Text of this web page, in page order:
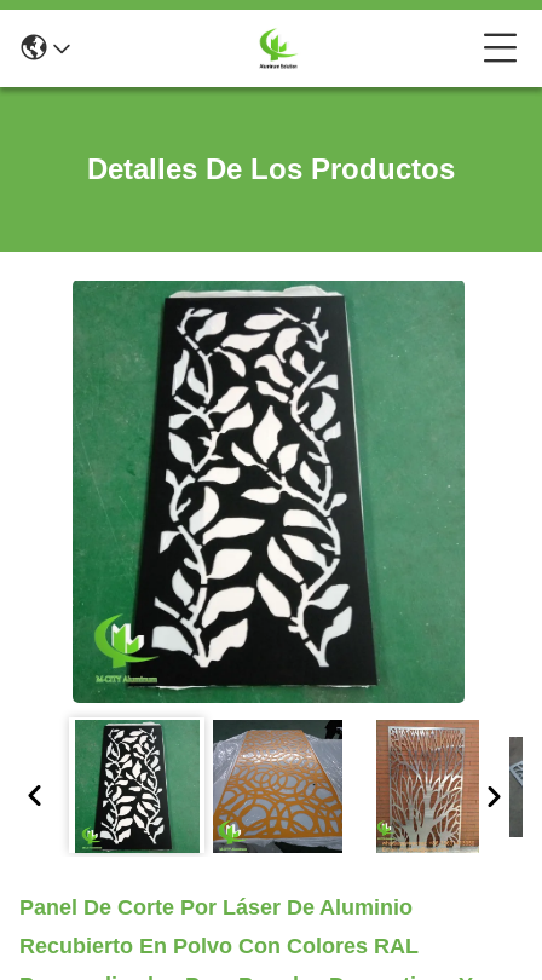
Detalles De Los Productos
Panel De Corte Por Láser De Aluminio
Recubierto En Polvo Con Colores RAL